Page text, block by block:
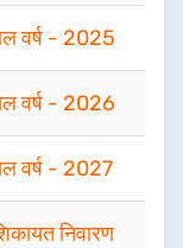
वर्ष - 2025
वर्ष - 2026
वर्ष - 2027
निवारण